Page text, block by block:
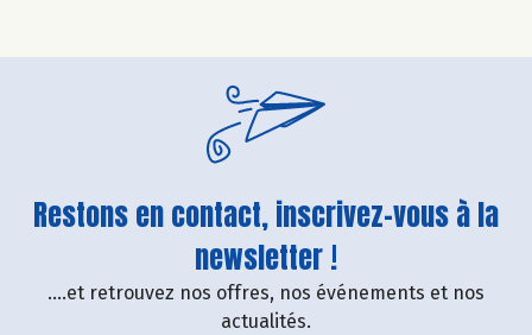
Restons en contact, inscrivez-vous à la
newsletter !
....et retrouvez nos offres, nos événements et nos
actualités.